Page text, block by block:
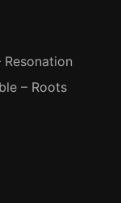
– Roots